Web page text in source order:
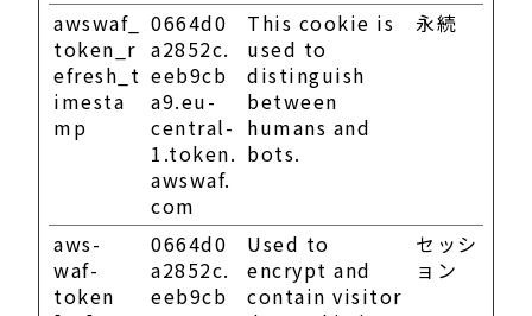
awswaf_
token_r
efresh_t
imesta
mp
0664d0
a2852c.
eeb9cb
a9.eu-
central-
1.token.
awswaf.
com
This cookie is
used to
distinguish
between
humans and
bots.
永続
aws-
waf-
token
0664d0
a2852c.
eeb9cb
Used to
encrypt and
contain visitor
セッシ
ョン